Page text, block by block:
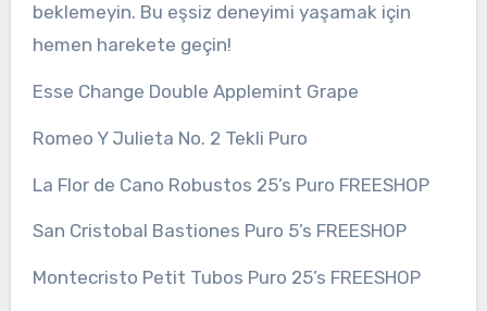
beklemeyin. Bu eşsiz deneyimi yaşamak için
hemen harekete geçin!
Esse Change Double Applemint Grape
Romeo Y Julieta No. 2 Tekli Puro
La Flor de Cano Robustos 25’s Puro FREESHOP
San Cristobal Bastiones Puro 5’s FREESHOP
Montecristo Petit Tubos Puro 25’s FREESHOP